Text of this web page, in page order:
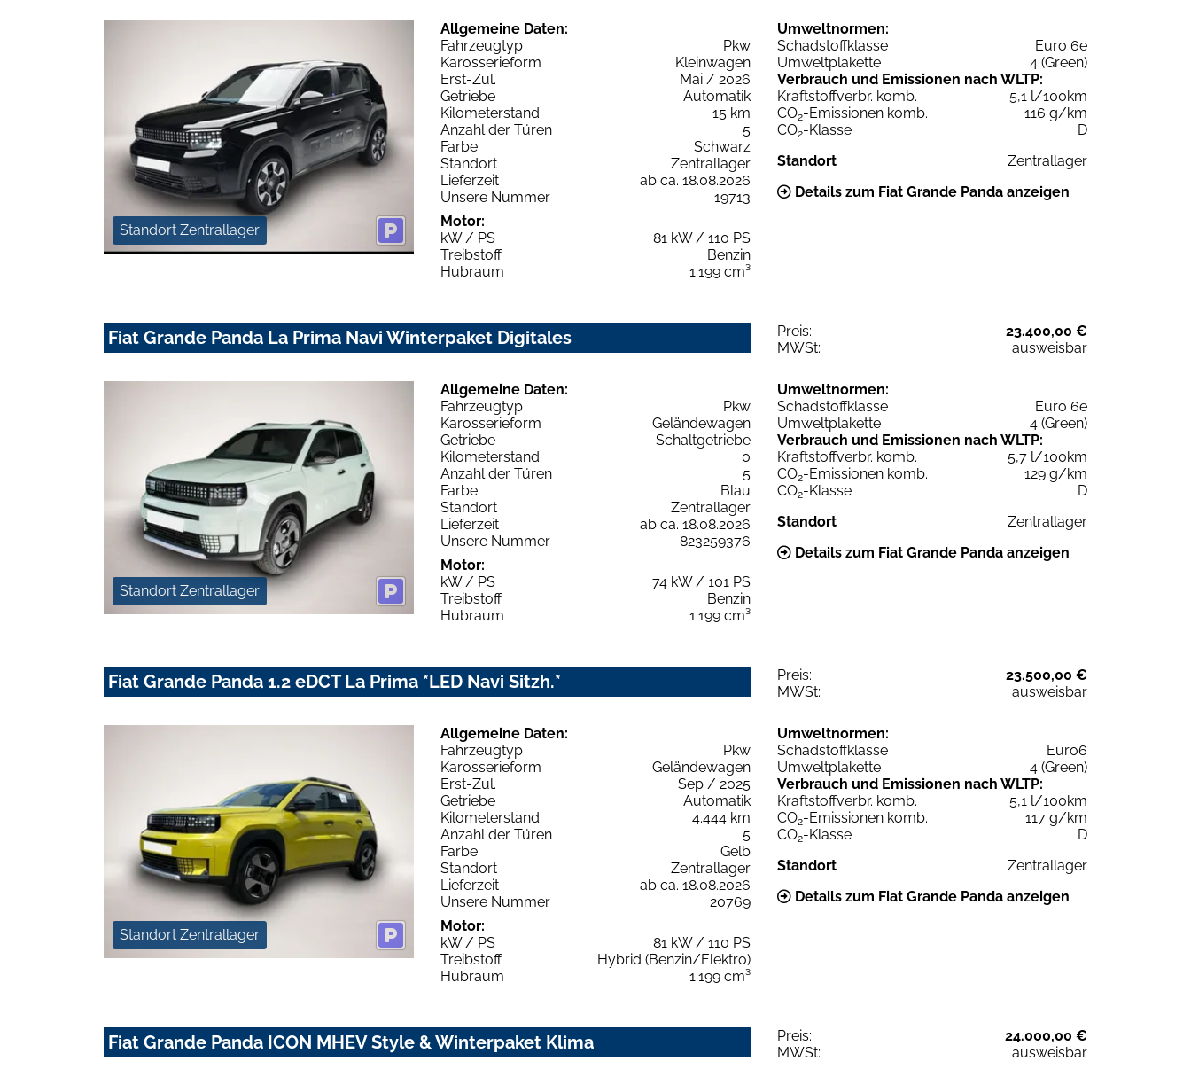
Standort Zentrallager
Allgemeine Daten:
Fahrzeugtyp
Pkw
Karosserieform
Kleinwagen
Erst-Zul.
Mai / 2026
Getriebe
Automatik
Kilometerstand
15 km
Anzahl der Türen
5
Farbe
Schwarz
Standort
Zentrallager
Lieferzeit
ab ca. 18.08.2026
Unsere Nummer
19713
Motor:
kW / PS
81 kW / 110 PS
Treibstoff
Benzin
Hubraum
1.199 cm³
Umweltnormen:
Schadstoffklasse
Euro 6e
Umweltplakette
4 (Green)
Verbrauch und Emissionen nach WLTP:
Kraftstoffverbr. komb.
5,1 l/100km
CO2-Emissionen komb.
116 g/km
CO2-Klasse
D
Standort
Zentrallager
Details zum Fiat Grande Panda anzeigen
Fiat Grande Panda La Prima Navi Winterpaket Digitales Preis:
23.400,00 €
MWSt:
ausweisbar
Standort Zentrallager
Allgemeine Daten:
Fahrzeugtyp
Pkw
Karosserieform
Geländewagen
Getriebe
Schaltgetriebe
Kilometerstand
0
Anzahl der Türen
5
Farbe
Blau
Standort
Zentrallager
Lieferzeit
ab ca. 18.08.2026
Unsere Nummer
823259376
Motor:
kW / PS
74 kW / 101 PS
Treibstoff
Benzin
Hubraum
1.199 cm³
Umweltnormen:
Schadstoffklasse
Euro 6e
Umweltplakette
4 (Green)
Verbrauch und Emissionen nach WLTP:
Kraftstoffverbr. komb.
5,7 l/100km
CO2-Emissionen komb.
129 g/km
CO2-Klasse
D
Standort
Zentrallager
Details zum Fiat Grande Panda anzeigen
Fiat Grande Panda 1.2 eDCT La Prima *LED Navi Sitzh.* Preis:
23.500,00 €
MWSt:
ausweisbar
Standort Zentrallager
Allgemeine Daten:
Fahrzeugtyp
Pkw
Karosserieform
Geländewagen
Erst-Zul.
Sep / 2025
Getriebe
Automatik
Kilometerstand
4.444 km
Anzahl der Türen
5
Farbe
Gelb
Standort
Zentrallager
Lieferzeit
ab ca. 18.08.2026
Unsere Nummer
20769
Motor:
kW / PS
81 kW / 110 PS
Treibstoff
Hybrid (Benzin/Elektro)
Hubraum
1.199 cm³
Umweltnormen:
Schadstoffklasse
Euro6
Umweltplakette
4 (Green)
Verbrauch und Emissionen nach WLTP:
Kraftstoffverbr. komb.
5,1 l/100km
CO2-Emissionen komb.
117 g/km
CO2-Klasse
D
Standort
Zentrallager
Details zum Fiat Grande Panda anzeigen
Fiat Grande Panda ICON MHEV Style & Winterpaket Klima Preis:
24.000,00 €
MWSt:
ausweisbar